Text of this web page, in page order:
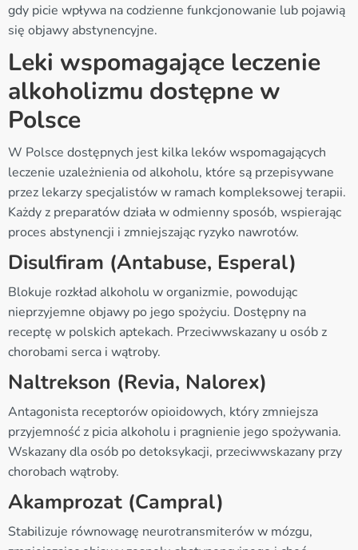
gdy picie wpływa na codzienne funkcjonowanie lub pojawią
się objawy abstynencyjne.
Leki wspomagające leczenie
alkoholizmu dostępne w
Polsce
W Polsce dostępnych jest kilka leków wspomagających
leczenie uzależnienia od alkoholu, które są przepisywane
przez lekarzy specjalistów w ramach kompleksowej terapii.
Każdy z preparatów działa w odmienny sposób, wspierając
proces abstynencji i zmniejszając ryzyko nawrotów.
Disulfiram (Antabuse, Esperal)
Blokuje rozkład alkoholu w organizmie, powodując
nieprzyjemne objawy po jego spożyciu. Dostępny na
receptę w polskich aptekach. Przeciwwskazany u osób z
chorobami serca i wątroby.
Naltrekson (Revia, Nalorex)
Antagonista receptorów opioidowych, który zmniejsza
przyjemność z picia alkoholu i pragnienie jego spożywania.
Wskazany dla osób po detoksykacji, przeciwwskazany przy
chorobach wątroby.
Akamprozat (Campral)
Stabilizuje równowagę neurotransmiterów w mózgu,